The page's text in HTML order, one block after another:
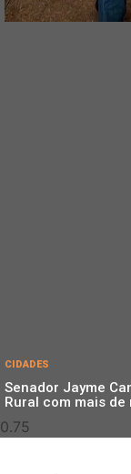
CIDADES
Senador Jayme
Rural com mais